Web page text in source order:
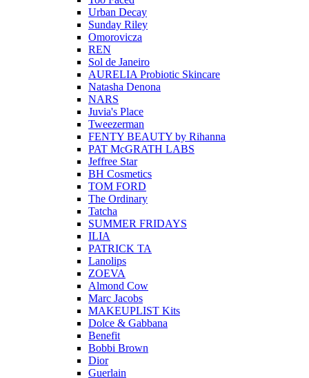
Urban Decay
Sunday Riley
Omorovicza
REN
Sol de Janeiro
AURELIA Probiotic Skincare
Natasha Denona
NARS
Juvia's Place
Tweezerman
FENTY BEAUTY by Rihanna
PAT McGRATH LABS
Jeffree Star
BH Cosmetics
TOM FORD
The Ordinary
Tatcha
SUMMER FRIDAYS
ILIA
PATRICK TA
Lanolips
ZOEVA
Almond Cow
Marc Jacobs
MAKEUPLIST Kits
Dolce & Gabbana
Benefit
Bobbi Brown
Dior
Guerlain